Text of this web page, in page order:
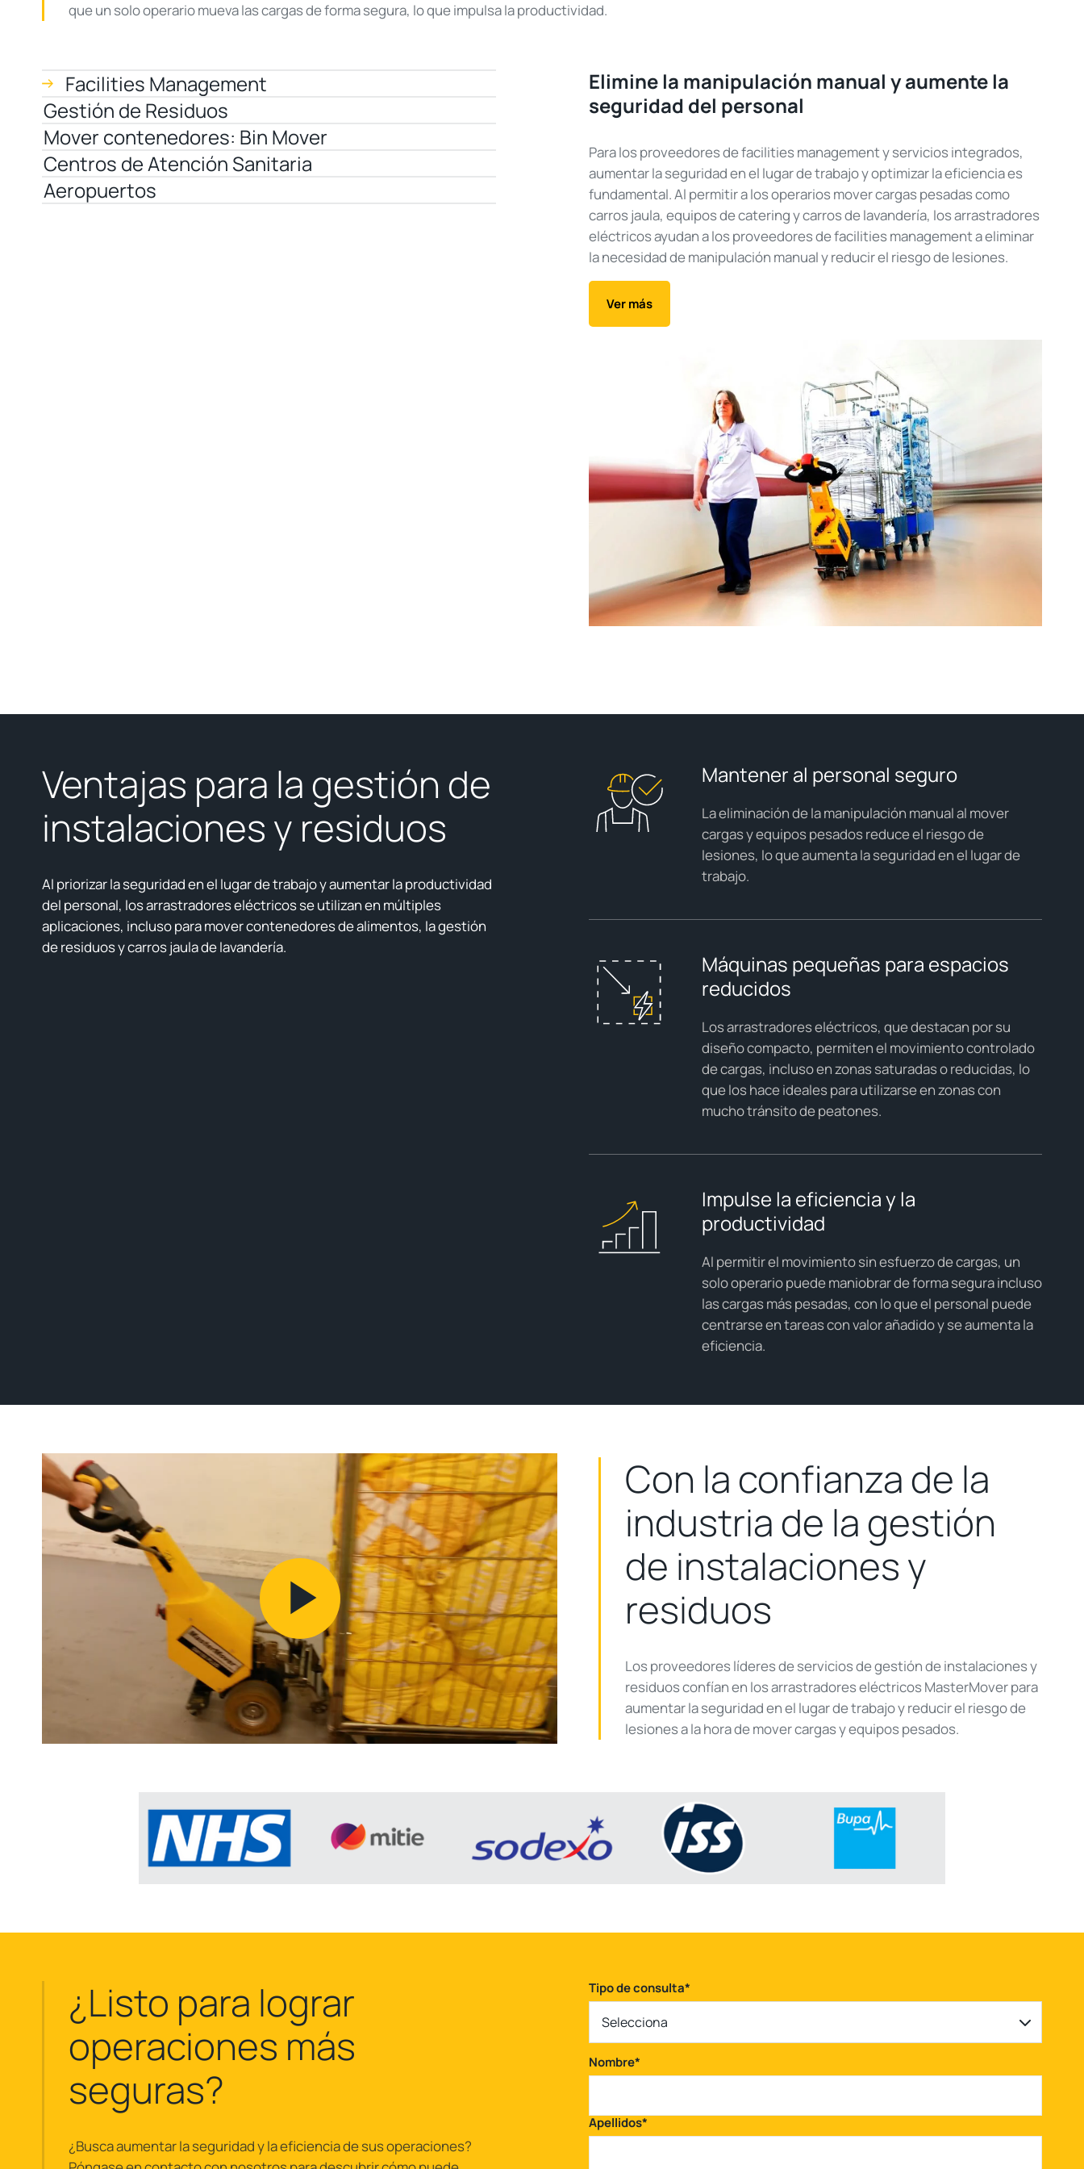
que un solo operario mueva las cargas de forma segura, lo que impulsa la productividad.
Facilities Management
Gestión de Residuos
Mover contenedores: Bin Mover
Centros de Atención Sanitaria
Aeropuertos
Elimine la manipulación manual y aumente la
seguridad del personal
Para los proveedores defacilitiesmanagementy servicios integrados,
aumentar la seguridad en el lugar de trabajo y optimizar la eficiencia es
fundamental. Al permitir a los operarios mover cargas pesadas como
carros jaula, equipos de catering y carros de lavandería, los arrastradores
eléctricos ayudan a los proveedores defacilitiesmanagementa eliminar
la necesidad de manipulación manual y reducir el riesgo de lesiones.
Ver más
Ventajas para la gestión de
instalaciones y residuos
Al priorizar la seguridad en el lugar de trabajo y aumentar la productividad
del personal, los arrastradores eléctricos se utilizan en múltiples
aplicaciones, incluso para mover contenedores de alimentos, la gestión
de residuos y carros jaula de lavandería.
Mantener al personal seguro
La eliminación de la manipulación manual al mover
cargas y equipos pesados reduce el riesgo de
lesiones, lo que aumenta la seguridad en el lugar de
trabajo.
Máquinas pequeñas para espacios
reducidos
Los arrastradores eléctricos, que destacan por su
diseño compacto, permiten el movimiento controlado
de cargas, incluso en zonas saturadas o reducidas, lo
que los hace ideales para utilizarse en zonas con
mucho tránsito de peatones.
Impulse la eficiencia y la
productividad
Al permitir el movimiento sin esfuerzo de cargas, un
solo operario puede maniobrar de forma segura incluso
las cargas más pesadas, con lo que el personal puede
centrarse en tareas con valor añadido y se aumenta la
eficiencia.
Play
Video
Con la confianza de la
industria de la gestión
de instalaciones y
residuos
Los proveedores líderes de servicios de gestión de instalaciones y
residuos confían en los arrastradores eléctricosMasterMoverpara
aumentar la seguridad en el lugar de trabajo y reducir el riesgo de
lesiones a la hora de mover cargas y equipos pesados.
¿Listo para lograr
operaciones más
seguras?
¿Busca aumentar la seguridad y la eficiencia de sus operaciones?
Tipo de consulta*
Selecciona
Nombre*
Apellidos*